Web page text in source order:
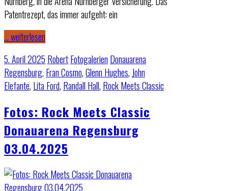
Patentrezept, das immer aufgeht: ein
… weiterlesen
5. April 2025 RobertFotogalerien Donauarena
Regensburg, Fran Cosmo,Glenn Hughes, John
Elefante, Lita Ford, Randall Hall, Rock Meets Classic
Fotos: Rock Meets Classic
Donauarena Regensburg
03.04.2025